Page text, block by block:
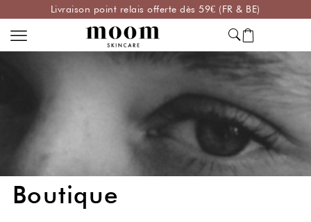
Livraison point relais offerte dès 59€ (FR & BE)
Boutique